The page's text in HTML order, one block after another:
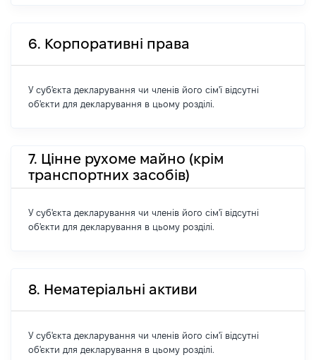
6. Корпоративні права
У суб'єкта декларування чи членів його сім'ї відсутні
об'єкти для декларування в цьому розділі.
7. Цінне рухоме майно (крім
транспортних засобів)
У суб'єкта декларування чи членів його сім'ї відсутні
об'єкти для декларування в цьому розділі.
8. Нематеріальні активи
У суб'єкта декларування чи членів його сім'ї відсутні
об'єкти для декларування в цьому розділі.